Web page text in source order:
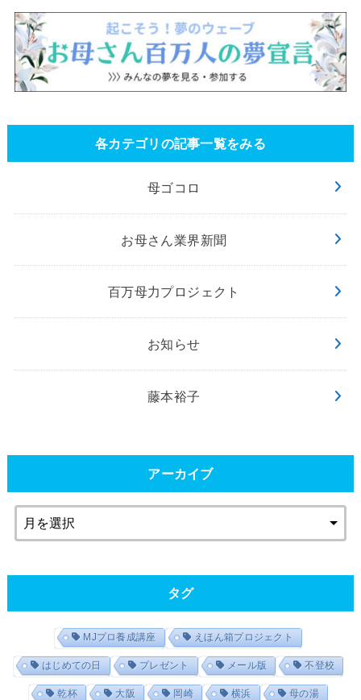
各カテゴリの記事一覧をみる
母ゴコロ
お母さん業界新聞
百万母力プロジェクト
お知らせ
藤本裕子
アーカイブ
タグ
MJプロ養成講座 えほん箱プロジェクト
はじめての日 プレゼント メール版 不登校
乾杯 大阪 岡崎 横浜 母の湯